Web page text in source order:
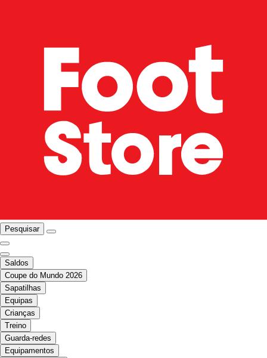
Pesquisar
Saldos
Coupe do Mundo 2026
Sapatilhas
Equipas
Crianças
Treino
Guarda-redes
Equipamentos